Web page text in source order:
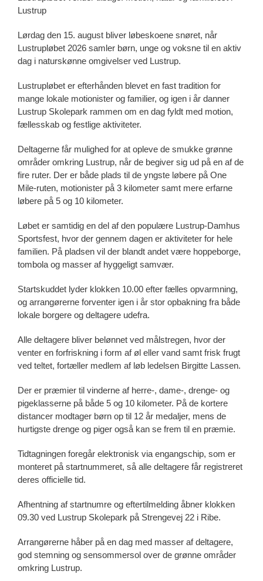
Lustrup
Lørdag den 15. august bliver løbeskoene snøret, når
Lustrupløbet 2026 samler børn, unge og voksne til en aktiv
dag i naturskønne omgivelser ved Lustrup.
Lustrupløbet er efterhånden blevet en fast tradition for
mange lokale motionister og familier, og igen i år danner
Lustrup Skolepark rammen om en dag fyldt med motion,
fællesskab og festlige aktiviteter.
Deltagerne får mulighed for at opleve de smukke grønne
områder omkring Lustrup, når de begiver sig ud på en af de
fire ruter. Der er både plads til de yngste løbere på One
Mile-ruten, motionister på 3 kilometer samt mere erfarne
løbere på 5 og 10 kilometer.
Løbet er samtidig en del af den populære Lustrup-Damhus
Sportsfest, hvor der gennem dagen er aktiviteter for hele
familien. På pladsen vil der blandt andet være hoppeborge,
tombola og masser af hyggeligt samvær.
Startskuddet lyder klokken 10.00 efter fælles opvarmning,
og arrangørerne forventer igen i år stor opbakning fra både
lokale borgere og deltagere udefra.
Alle deltagere bliver belønnet ved målstregen, hvor der
venter en forfriskning i form af øl eller vand samt frisk frugt
ved teltet, fortæller medlem af løb ledelsen Birgitte Lassen.
Der er præmier til vinderne af herre-, dame-, drenge- og
pigeklasserne på både 5 og 10 kilometer. På de kortere
distancer modtager børn op til 12 år medaljer, mens de
hurtigste drenge og piger også kan se frem til en præmie.
Tidtagningen foregår elektronisk via engangschip, som er
monteret på startnummeret, så alle deltagere får registreret
deres officielle tid.
Afhentning af startnumre og eftertilmelding åbner klokken
09.30 ved Lustrup Skolepark på Strengevej 22 i Ribe.
Arrangørerne håber på en dag med masser af deltagere,
god stemning og sensommersol over de grønne områder
omkring Lustrup.